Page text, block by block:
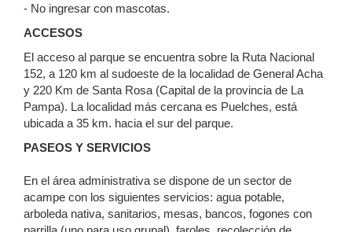
- No ingresar con mascotas.
ACCESOS
El acceso al parque se encuentra sobre la Ruta Nacional
152, a 120 km al sudoeste de la localidad de General Acha
y 220 Km de Santa Rosa (Capital de la provincia de La
Pampa). La localidad más cercana es Puelches, está
ubicada a 35 km. hacia el sur del parque.
PASEOS Y SERVICIOS
En el área administrativa se dispone de un sector de
acampe con los siguientes servicios: agua potable,
arboleda nativa, sanitarios, mesas, bancos, fogones con